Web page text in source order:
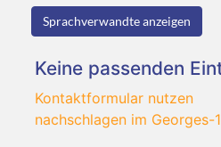
Sprachverwandte anzeigen
Keine passenden
Kontaktformular nutzen
nachschlagen im Georges-